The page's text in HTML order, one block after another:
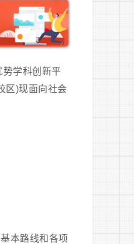
势学科创新平
区)现面向社会
本路线和各项